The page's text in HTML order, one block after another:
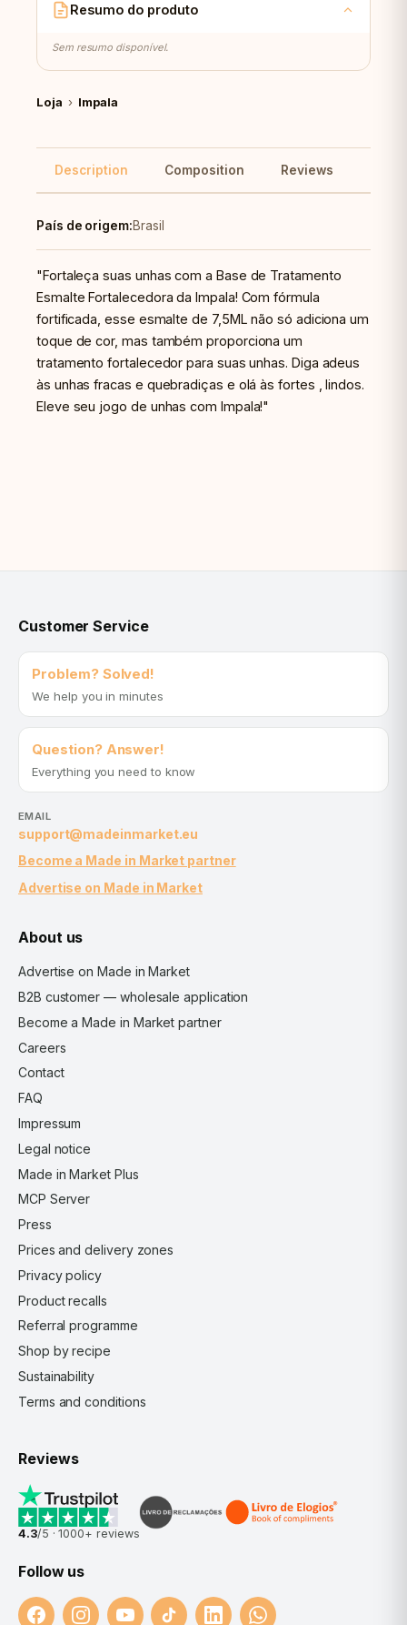
Resumo do produto
Sem resumo disponível.
Loja › Impala
Description Composition Reviews
País de origem:Brasil
"Fortaleça suas unhas com a Base de Tratamento
Esmalte Fortalecedora da Impala! Com fórmula
fortificada, esse esmalte de 7,5ML não só adiciona um
toque de cor, mas também proporciona um
tratamento fortalecedor para suas unhas. Diga adeus
às unhas fracas e quebradiças e olá às fortes , lindos.
Eleve seu jogo de unhas com Impala!"
Customer Service
Problem? Solved!
We help you in minutes
Question? Answer!
Everything you need to know
EMAIL
support@madeinmarket.eu
Become a Made in Market partner
Advertise on Made in Market
About us
Advertise on Made in Market
B2B customer — wholesale application
Become a Made in Market partner
Careers
Contact
FAQ
Impressum
Legal notice
Made in Market Plus
MCP Server
Press
Prices and delivery zones
Privacy policy
Product recalls
Referral programme
Shop by recipe
Sustainability
Terms and conditions
Reviews
4.3/5 ·1000+ reviews
Follow us